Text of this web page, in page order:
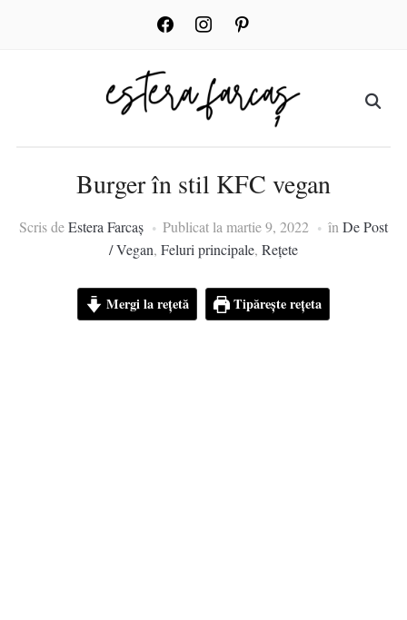
facebook instagrampinterest
Burger în stil KFC vegan
Scris deEstera Farcaș Publicat la martie 9, 2022 în De Post
/ Vegan, Feluri principale, Rețete
Mergi la rețetă Tipărește rețeta